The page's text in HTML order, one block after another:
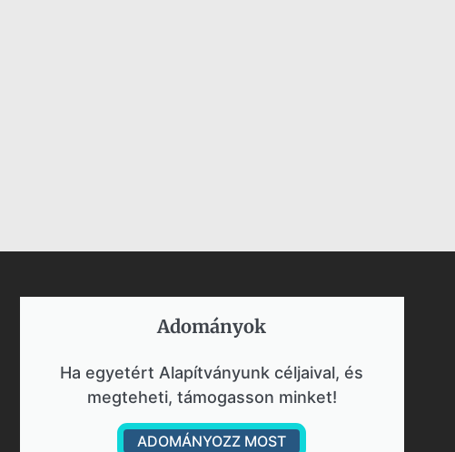
Adományok​
Ha egyetért Alapítványunk céljaival, és
megteheti, támogasson minket!
ADOMÁNYOZZ MOST